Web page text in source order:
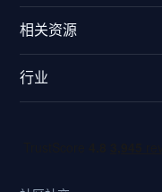
相关资源
行业